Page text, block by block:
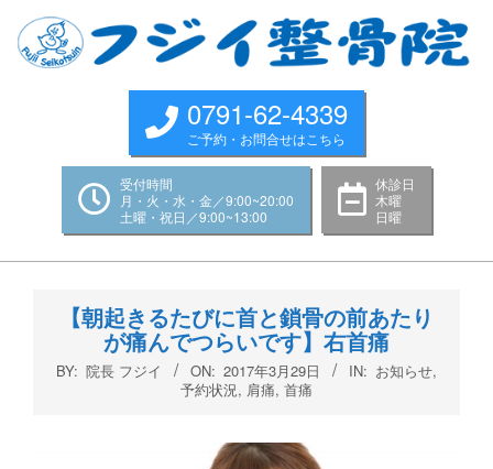
content
0791-62-4339
ご予約・お問合せはこちら
受付時間
月・火・水・金／9:00~20:00
土曜・祝日／9:00~13:00
休診日
木曜
日曜
【朝起きるたびに首と鎖骨の前あたり
が痛んでつらいです】右首痛
BY: 院長 フジイ ON: 2017年3月29日 IN: お知らせ,
予約状況, 肩痛, 首痛